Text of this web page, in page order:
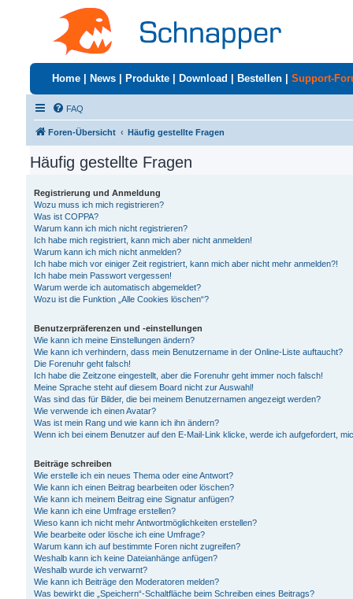
Home News Produkte Download Bestellen Support-
FAQ
Foren-Übersicht Häufig gestellte Fragen
Häufig gestellte Fragen
Registrierung und Anmeldung
Wozu muss ich mich registrieren?
Was ist COPPA?
Warum kann ich mich nicht registrieren?
Ich habe mich registriert, kann mich aber nicht anmelden!
Warum kann ich mich nicht anmelden?
Ich habe mich vor einiger Zeit registriert, kann mich aber nicht mehr anmelden?!
Ich habe mein Passwort vergessen!
Warum werde ich automatisch abgemeldet?
Wozu ist die Funktion „Alle Cookies löschen“?
Benutzerpräferenzen und -einstellungen
Wie kann ich meine Einstellungen ändern?
Wie kann ich verhindern, dass mein Benutzername in der Online-Liste auftaucht?
Die Forenuhr geht falsch!
Ich habe die Zeitzone eingestellt, aber die Forenuhr geht immer noch falsch!
Meine Sprache steht auf diesem Board nicht zur Auswahl!
Was sind das für Bilder, die bei meinem Benutzernamen angezeigt werden?
Wie verwende ich einen Avatar?
Was ist mein Rang und wie kann ich ihn ändern?
Wenn ich bei einem Benutzer auf den E-Mail-Link klicke, werde ich aufgefordert,
Beiträge schreiben
Wie erstelle ich ein neues Thema oder eine Antwort?
Wie kann ich einen Beitrag bearbeiten oder löschen?
Wie kann ich meinem Beitrag eine Signatur anfügen?
Wie kann ich eine Umfrage erstellen?
Wieso kann ich nicht mehr Antwortmöglichkeiten erstellen?
Wie bearbeite oder lösche ich eine Umfrage?
Warum kann ich auf bestimmte Foren nicht zugreifen?
Weshalb kann ich keine Dateianhänge anfügen?
Weshalb wurde ich verwarnt?
Wie kann ich Beiträge den Moderatoren melden?
Was bewirkt die „Speichern“-Schaltfläche beim Schreiben eines Beitrags?